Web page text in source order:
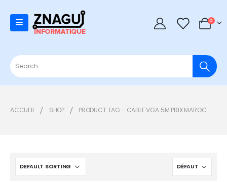
0 0
ACCUEIL SHOP PRODUCT TAG - CABLE VGA 5M PRIX MAROC